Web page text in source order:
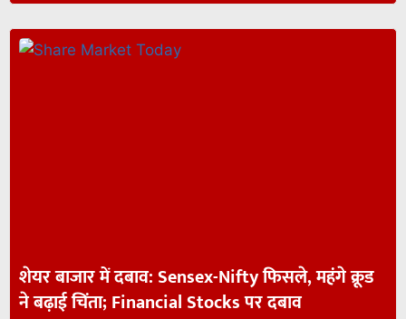
शेयर बाजार में दबाव: Sensex-Nifty फिसले, महंगे क्रूड
ने बढ़ाई चिंता; Financial Stocks पर दबाव